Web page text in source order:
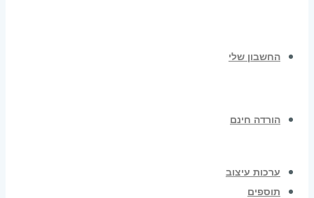
החשבון שלי
הורדה חינם
ערכות עיצוב
תוספים